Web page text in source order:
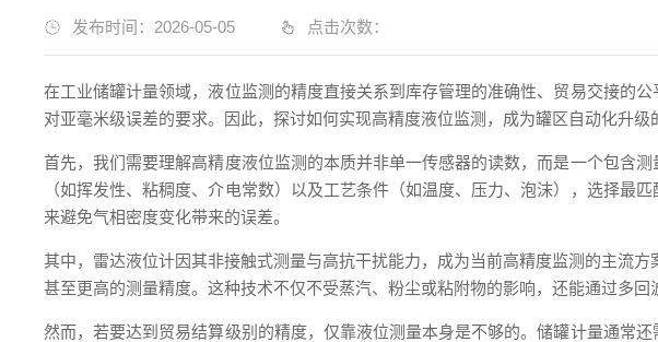
发布时间：2026-05-05 点击次数：
在工业储罐计量领域，液位监测的精度直接关系到库存管理的准确性、贸易交接的
对亚毫米级误差的要求。因此，探讨如何实现高精度液位监测，成为罐区自动化升级
首先，我们需要理解高精度液位监测的本质并非单一传感器的读数，而是一个包含
（如挥发性、粘稠度、介电常数）以及工艺条件（如温度、压力、泡沫），选择
来避免气相密度变化带来的误差。
其中，雷达液位计因其非接触式测量与高抗干扰能力，成为当前高精度监测的主流
甚至更高的测量精度。这种技术不仅不受蒸汽、粉尘或粘附物的影响，还能通过多
然而，若要达到贸易结算级别的精度，仅靠液位测量本身是不够的。储罐计量通常